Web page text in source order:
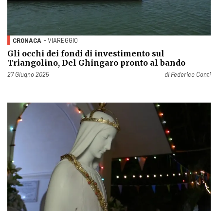
CRONACA - VIAREGGIO
Gli occhi dei fondi di investimento sul
Triangolino, Del Ghingaro pronto al bando
Pubblicato il
27 Giugno 2025 di Federico Conti